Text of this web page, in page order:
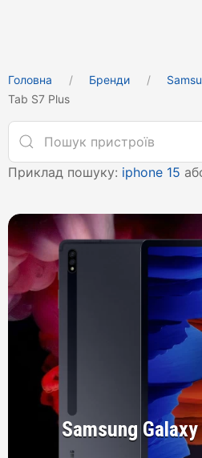
Головна Бренди
Tab S7 Plus
Приклад пошуку: iphone 15
Samsung